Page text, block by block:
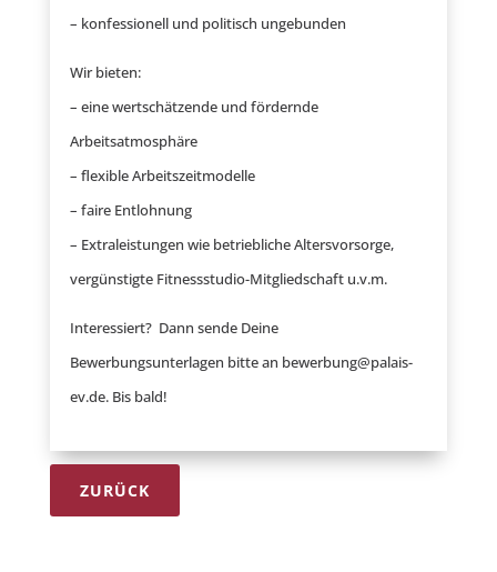
– konfessionell und politisch ungebunden
Wir bieten:
– eine wertschätzende und fördernde
Arbeitsatmosphäre
– flexible Arbeitszeitmodelle
– faire Entlohnung
– Extraleistungen wie betriebliche Altersvorsorge,
vergünstigte Fitnessstudio-Mitgliedschaft u.v.m.
Interessiert? Dann sende Deine
Bewerbungsunterlagen bitte an bewerbung@palais-
ev.de. Bis bald!
ZURÜCK